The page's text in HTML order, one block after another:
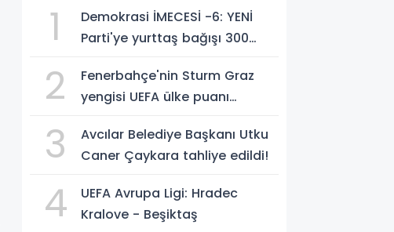
1
Demokrasi İMECESİ -6: YENİ
Parti'ye yurttaş bağışı 300
2
Fenerbahçe'nin Sturm Graz
yengisi UEFA ülke puanı
3
Avcılar Belediye Başkanı Utku
Caner Çaykara tahliye edildi!
4
UEFA Avrupa Ligi: Hradec
Kralove - Beşiktaş